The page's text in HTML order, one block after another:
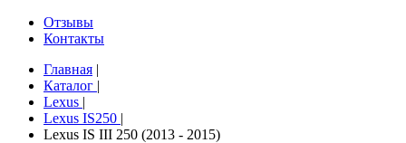
Отзывы
Контакты
Главная |
Каталог |
Lexus |
Lexus IS250 |
Lexus IS III 250 (2013 - 2015)